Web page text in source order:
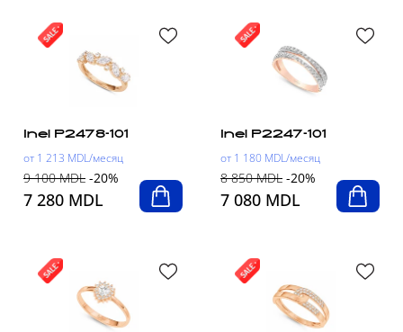
Inel P2478-101
от 1 213 MDL/месяц
7 280 MDL
9 100 MDL -20%
Inel P2247-101
от 1 180 MDL/месяц
7 080 MDL
8 850 MDL -20%